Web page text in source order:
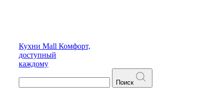
Кухни Mall Комфорт,
доступный
каждому
Поиск